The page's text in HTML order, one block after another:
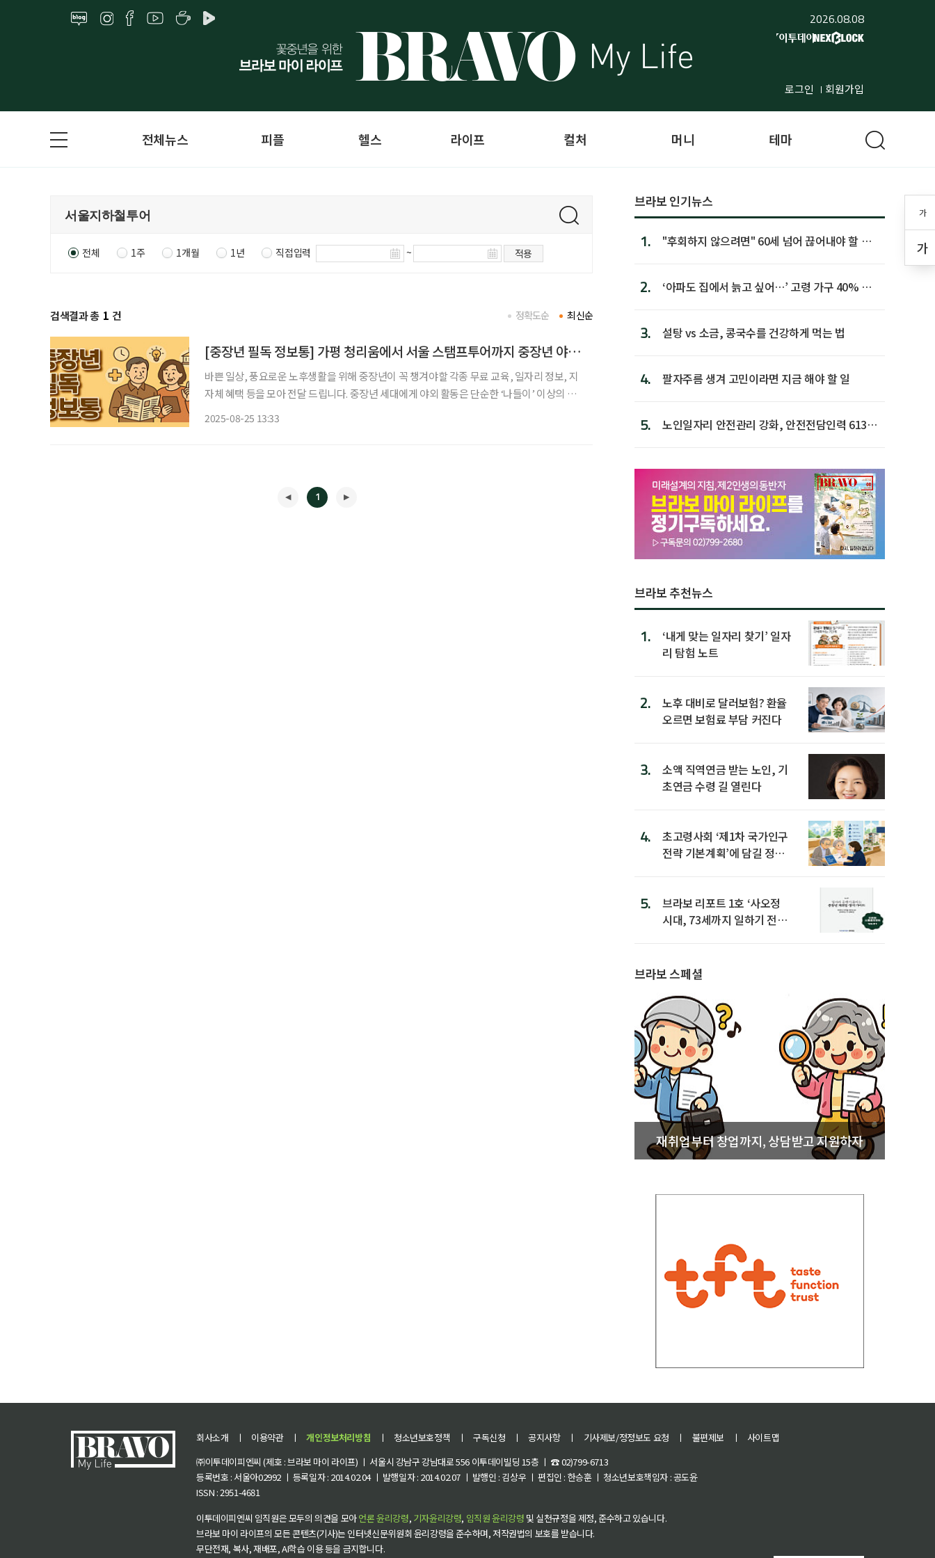
2026.08.08
로그인 회원가입
가
가
전체뉴스 피플 헬스 라이프 컬처 머니 테마
전체 1주 1개월 1년 직접입력 ~ 적용
검색결과 총 1 건 최신순
정확도순
[중장년 필독 정보통] 가평 청리움에서 서울 스탬프투어까지 중장년 야외 체험 추천
바쁜 일상, 풍요로운 노후생활을 위해 중장년이 꼭 챙겨야할 각종 무료 교육, 일자리 정보, 지
자체 혜택 등을 모아 전달 드립니다. 중장년 세대에게 야외 활동은 단순한 ‘나들이’ 이상의 의
2025-08-25 13:33
1
브라보 인기뉴스
1.
"후회하지 않으려면" 60세 넘어 끊어내야 할 사
2.
‘아파도 집에서 늙고 싶어…’ 고령 가구 40% 노
3. 설탕 vs 소금, 콩국수를 건강하게 먹는 법
4. 팔자주름 생겨 고민이라면 지금 해야 할 일
5.
노인일자리 안전관리 강화, 안전전담인력 613명
브라보 추천뉴스
1.
‘내게 맞는 일자리 찾기’ 일자
리 탐험 노트
2.
노후 대비로 달러보험? 환율
오르면 보험료 부담 커진다
3.
소액 직역연금 받는 노인, 기
초연금 수령 길 열린다
4.
초고령사회 ‘제1차 국가인구
전략 기본계획’에 담길 정책
5.
브라보 리포트 1호 ‘사오정
시대, 73세까지 일하기 전략’
브라보 스페셜
재취업부터 창업까지, 상담받고 지원하자
회사소개 ㅣ 이용약관 ㅣ 개인정보처리방침 ㅣ 청소년보호정책 ㅣ 구독신청 ㅣ 공지사항 ㅣ 기사제보/정정보도 요청 ㅣ 불편제보 ㅣ
사이트맵
㈜이투데이피엔씨 (제호 : 브라보 마이 라이프) ㅣ 서울시 강남구 강남대로 556 이투데이빌딩 15층 ㅣ ☎ 02)799-6713
등록번호 : 서울아02992 ㅣ 등록일자 : 2014.02.04 ㅣ 발행일자 : 2014.02.07 ㅣ 발행인 : 김상우 ㅣ 편집인 : 한승훈 ㅣ 청소년보호책임자 : 공도윤
ISSN : 2951-4681
이투데이피엔씨 임직원은 모두의 의견을 모아언론 윤리강령, 기자윤리강령, 임직원 윤리강령 및 실천규정을 제정, 준수하고 있습니다.
브라보 마이 라이프의 모든 콘텐츠(기사)는 인터넷신문위원회 윤리강령을 준수하며, 저작권법의 보호를 받습니다.
무단전재, 복사, 재배포, AI학습 이용 등을 금지합니다.